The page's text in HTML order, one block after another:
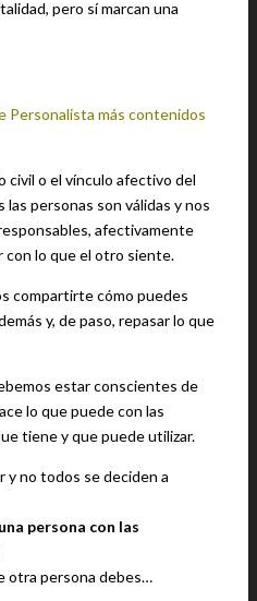
pero sí marcan una
Personalista más contenidos
civil o el vínculo afectivo del
personas son válidas y nos
afectivamente
con lo que el otro siente.
compartirte cómo puedes
y, de paso, repasar lo que
estar conscientes de
lo que puede con las
tiene y que puede utilizar.
y no todos se deciden a
persona con las
otra persona debes…